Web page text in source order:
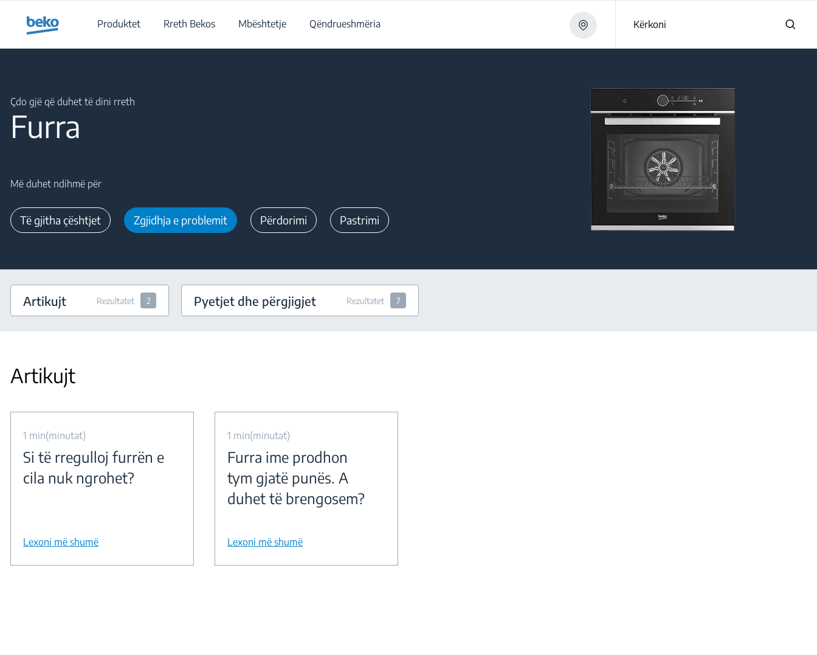
Produktet
Rreth Bekos Mbështetje Qëndrueshmëria Kërkoni
Çdo gjë që duhet të dini rreth
Furra
Më duhet ndihmë për
Të gjitha çështjet Zgjidhja e problemit Përdorimi Pastrimi
Artikujt Rezultatet 2 Pyetjet dhe përgjigjet Rezultatet 7
Artikujt
1 min(minutat)
Si të rregulloj furrën e
cila nuk ngrohet?
Lexoni më shumë
1 min(minutat)
Furra ime prodhon
tym gjatë punës. A
duhet të brengosem?
Lexoni më shumë